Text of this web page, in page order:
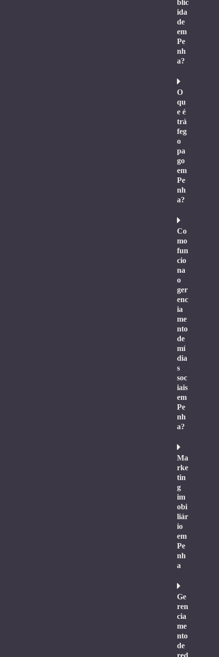
blic
ida
de
em
Pe
nh
a?
O
qu
e é
trá
feg
o
pa
go
em
Pe
nh
a?
Co
mo
fun
cio
na
o
ger
enc
ia
me
nto
de
mí
dia
s
soc
iais
em
Pe
nh
a?
Ma
rke
tin
g
im
obi
liár
io
em
Pe
nh
a
Ge
ren
cia
me
nto
de
red